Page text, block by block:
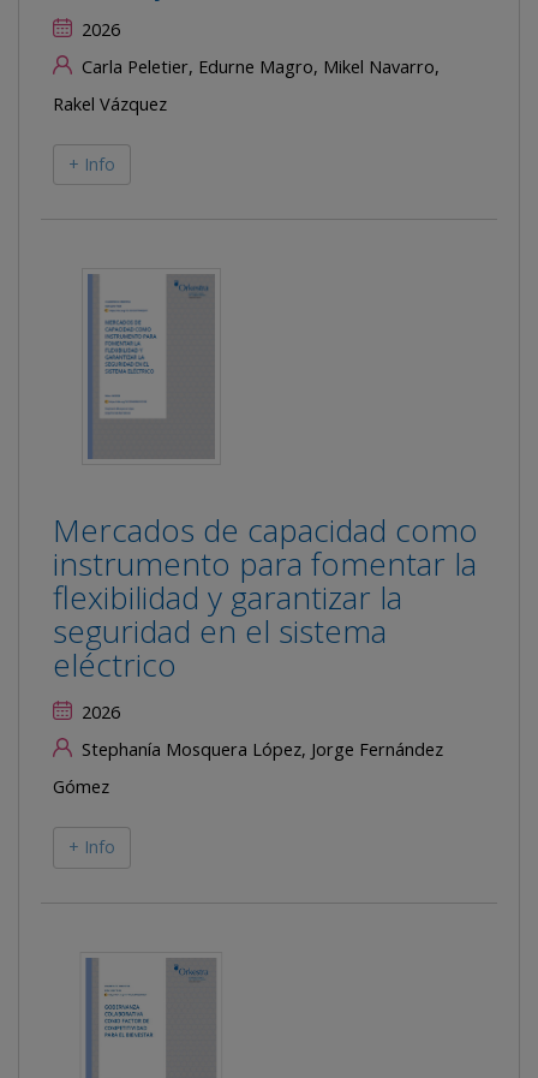
2026
Carla Peletier, Edurne Magro, Mikel Navarro,
Rakel Vázquez
+ Info
Mercados de capacidad como
instrumento para fomentar la
flexibilidad y garantizar la
seguridad en el sistema
eléctrico
2026
Stephanía Mosquera López, Jorge Fernández
Gómez
+ Info